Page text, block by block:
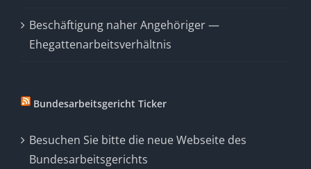
Beschäftigung naher Angehöriger —
Ehegattenarbeitsverhältnis
Bundesarbeitsgericht Ticker
Besuchen Sie bitte die neue Webseite des
Bundesarbeitsgerichts